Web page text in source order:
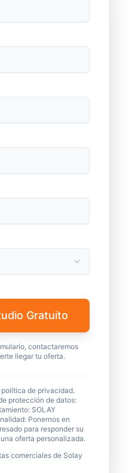
Gratuito
contactaremos
llegar tu oferta.
de privacidad.
protección de datos:
SOLAY
Ponernos en
para responder su
oferta personalizada.
comerciales de Solay